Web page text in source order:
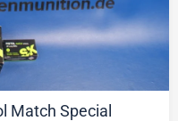
Match Special